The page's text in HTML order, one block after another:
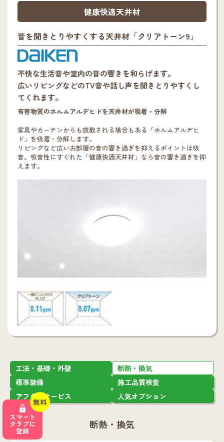
健康快適天井材
音を聞きとりやすくする天井材「クリアトーン9」
不快な生活音や室内の音の響きを和らげます。
広いリビングなどのTV音や話し声を聞きとりやすくし
てくれます。
有害物質のホルムアルデヒドを天井材が吸着・分解
家具やカーテンからも放散される場合もある「ホルムアルデヒ
ド」を吸着・分解します。
リピングなど広いお部屋の音の響き過ぎを抑えるポイントは吸
音。吸音性にすぐれた「健康快適天井材」なら音の響き過ぎを抑
えます。
工法・基礎・外壁
断熱・換気
標準装備
施工品質検査
アフターサービス
人気オプション
断熱・換気
無料
スマート
クラブに
登録